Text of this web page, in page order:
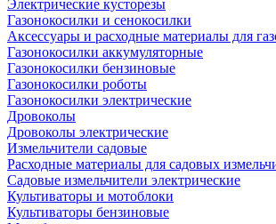
Электрические кусторезы
Газонокосилки и сенокосилки
Аксессуары и расходные материалы для
Газонокосилки аккумуляторные
Газонокосилки бензиновые
Газонокосилки роботы
Газонокосилки электрические
Дровоколы
Дровоколы электрические
Измельчители садовые
Расходные материалы для садовых
Садовые измельчители электрические
Культиваторы и мотоблоки
Культиваторы бензиновые